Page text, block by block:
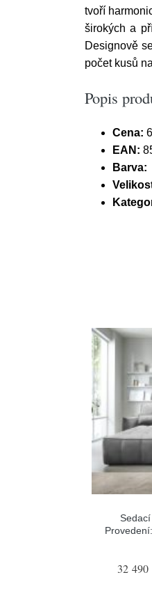
tvoří
širokých a
Designově
počet kusů
Popis
Cena:
EAN:
Barva:
32